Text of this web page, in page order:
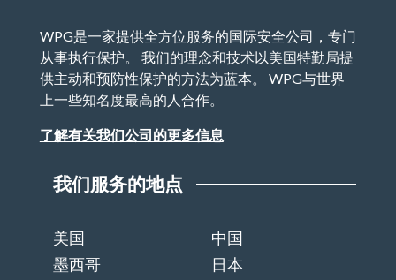
WPG是一家提供全方位服务的国际安全公司，专门
从事执行保护。 我们的理念和技术以美国特勤局提
供主动和预防性保护的方法为蓝本。 WPG与世界
上一些知名度最高的人合作。
了解有关我们公司的更多信息
我们服务的地点
美国
中国
墨西哥
日本